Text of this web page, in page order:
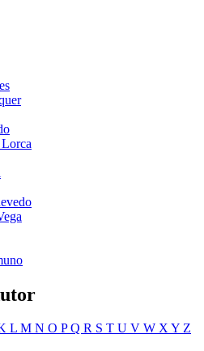
L M N O PQ R S T U V W XY Z